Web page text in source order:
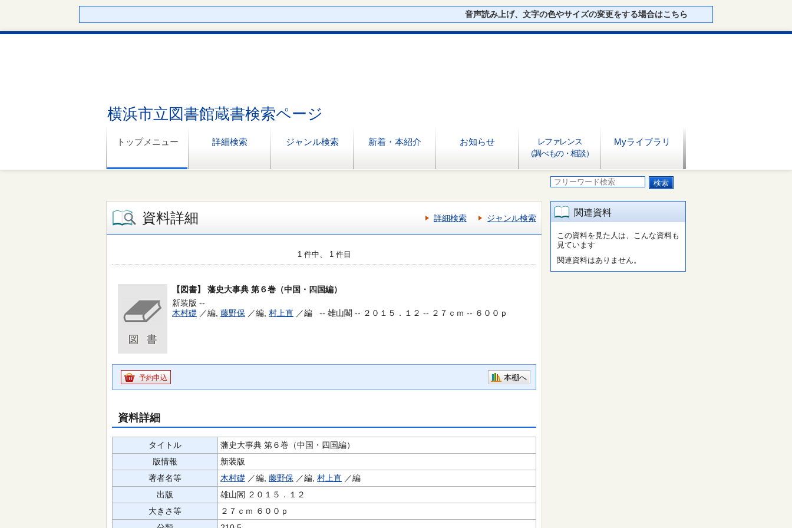
音声読み上げ、文字の色やサイズの変更をする場合はこちら
横浜市立図書館蔵書検索ページ
トップメニュー 詳細検索 ジャンル検索 新着・本紹介 お知らせ
レファレンス
（調べもの・相談）
Myライブラリ
資料詳細 詳細検索 ジャンル検索
1 件中、 1 件目
【図書】
藩史大事典 第６巻（中国・四国編）
新装版 --
木村礎 ／編, 藤野保 ／編, 村上直 ／編 -- 雄山閣 -- ２０１５．１２ -- ２７ｃｍ -- ６００ｐ
予約申込 本棚へ
資料詳細
タイトル
藩史大事典 第６巻（中国・四国編）
版情報
新装版
著者名等
木村礎 ／編, 藤野保 ／編, 村上直 ／編
出版
雄山閣 ２０１５．１２
大きさ等
２７ｃｍ ６００ｐ
関連資料
この資料を見た人は、こんな資料も
見ています
関連資料はありません。